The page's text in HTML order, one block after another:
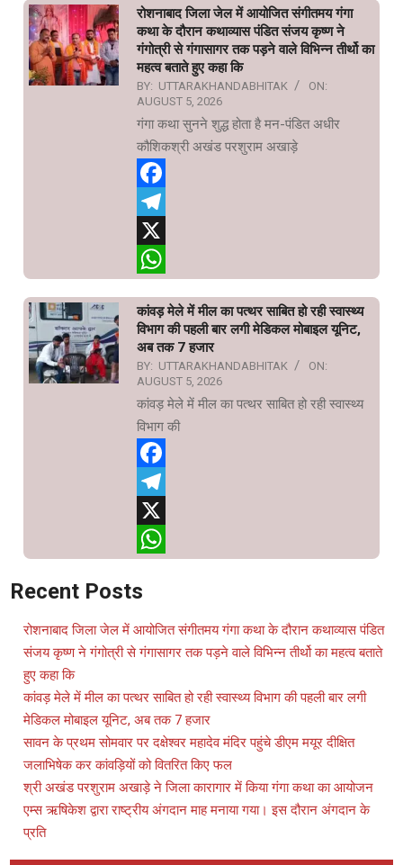
रोशनाबाद जिला जेल में आयोजित संगीतमय गंगा
कथा के दौरान कथाव्यास पंडित संजय कृष्ण ने
गंगोत्री से गंगासागर तक पड़ने वाले विभिन्न तीर्थो का
महत्व बताते हुए कहा कि
BY: UTTARAKHANDABHITAK
ON:
AUGUST 5, 2026
गंगा कथा सुनने शुद्ध होता है मन-पंडित अधीर
कौशिकश्री अखंड परशुराम अखाड़े
Facebook
Telegram
X
कांवड़ मेले में मील का पत्थर साबित हो रही स्वास्थ्य
विभाग की पहली बार लगी मेडिकल मोबाइल यूनिट,
अब तक 7 हजार
BY: UTTARAKHANDABHITAK
ON:
AUGUST 5, 2026
कांवड़ मेले में मील का पत्थर साबित हो रही स्वास्थ्य
विभाग की
Facebook
Telegram
X
Recent Posts
रोशनाबाद जिला जेल में आयोजित संगीतमय गंगा कथा के दौरान कथाव्यास पंडित
संजय कृष्ण ने गंगोत्री से गंगासागर तक पड़ने वाले विभिन्न तीर्थो का महत्व बताते
हुए कहा कि
कांवड़ मेले में मील का पत्थर साबित हो रही स्वास्थ्य विभाग की पहली बार लगी
मेडिकल मोबाइल यूनिट, अब तक 7 हजार
सावन के प्रथम सोमवार पर दक्षेश्वर महादेव मंदिर पहुंचे डीएम मयूर दीक्षित
जलाभिषेक कर कांवड़ियों को वितरित किए फल
श्री अखंड परशुराम अखाड़े ने जिला कारागार में किया गंगा कथा का आयोजन
एम्स ऋषिकेश द्वारा राष्ट्रीय अंगदान माह मनाया गया। इस दौरान अंगदान के
प्रति